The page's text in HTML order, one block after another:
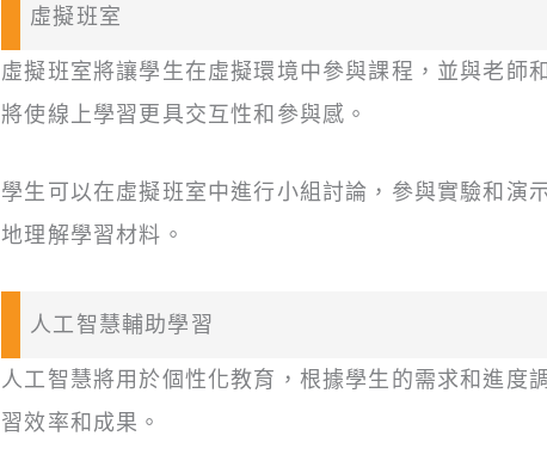
虛擬班室
虛擬班室將讓學生在虛擬環境中參與課程，並與老師
將使線上學習更具交互性和參與感。
學生可以在虛擬班室中進行小組討論，參與實驗和演
地理解學習材料。
人工智慧輔助學習
人工智慧將用於個性化教育，根據學生的需求和進度
習效率和成果。